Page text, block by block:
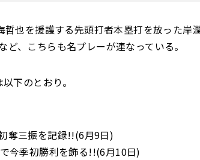
也を援護する先頭打者本塁打を放った岸
、こちらも名プレーが連なっている。
下のとおり。
奪三振を記録!!(6月9日)
今季初勝利を飾る!!(6月10日)